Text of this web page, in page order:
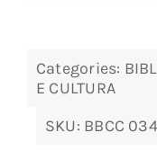
Categories:
E CULTURA
SKU: BBCC 034